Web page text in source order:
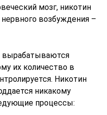
мозг, никотин
возбуждения –
вырабатываются
их количество в
Никотин
никакому
процессы: